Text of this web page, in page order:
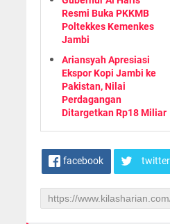
Resmi Buka PKKMB
Poltekkes Kemenkes
Jambi
Ariansyah Apresiasi
Ekspor Kopi Jambi ke
Pakistan, Nilai
Perdagangan
Ditargetkan Rp18 Miliar
facebook twitter